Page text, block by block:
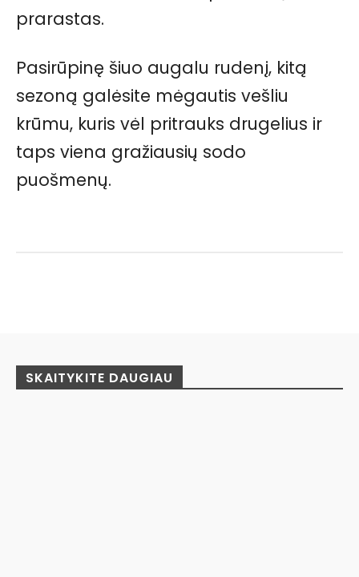
prarastas.
Pasirūpinę šiuo augalu rudenį, kitą
sezoną galėsite mėgautis vešliu
krūmu, kuris vėl pritrauks drugelius ir
taps viena gražiausių sodo
puošmenų.
SKAITYKITE DAUGIAU